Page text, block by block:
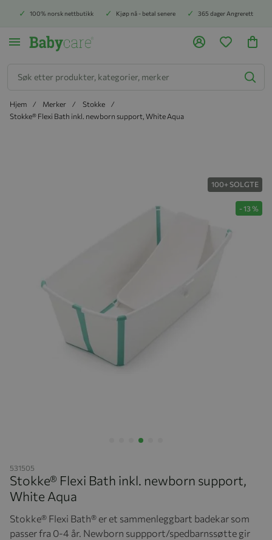
100% norsk nettbutikk Kjøp nå - betal senere 365 dager Angrerett
Hjem Merker
Stokke
Stokke® Flexi Bath inkl. newborn support, White Aqua
100+ SOLGTE
-13%
531505
Stokke® Flexi Bath inkl. newborn support,
White Aqua
Stokke® Flexi Bath® er et sammenleggbart badekar som
passer fra 0-4 år. Newborn suppport/spedbarnssøtte gir